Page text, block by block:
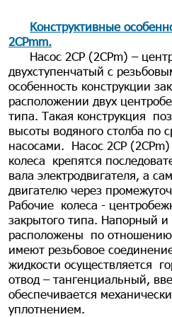
Конструктивные
2CPmm.
Насос 2СP (2СPm) –
двухступенчатый с
особенность конструкции
расположении двух
типа. Такая конструкция
высоты водяного столба по
насосами. Насос 2СР
колеса крепятся
вала электродвигателя, а
двигателю через
Рабочие колеса -
закрытого типа. Напорный
расположены по отношению
имеют резьбовое
жидкости осуществляется
отвод – тангенциальный,
обеспечивается
уплотнением.